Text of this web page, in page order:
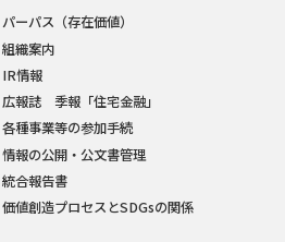
パーパス（存在価値）
組織案内
IR情報
広報誌 季報「住宅金融」
各種事業等の参加手続
情報の公開・公文書管理
統合報告書
価値創造プロセスとSDGsの関係